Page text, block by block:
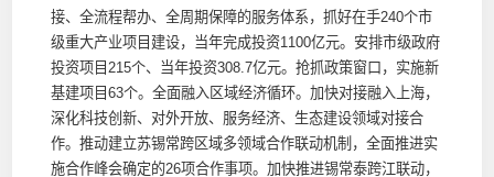
接、全流程帮办、全周期保障的服务体系，抓好在手240个市
级重大产业项目建设，当年完成投资1100亿元。安排市级政府
投资项目215个、当年投资308.7亿元。抢抓政策窗口，实施新
基建项目63个。全面融入区域经济循环。加快对接融入上海，
深化科技创新、对外开放、服务经济、生态建设领域对接合
作。推动建立苏锡常跨区域多领域合作联动机制，全面推进实
施合作峰会确定的26项合作事项。加快推进锡常泰跨江联动，